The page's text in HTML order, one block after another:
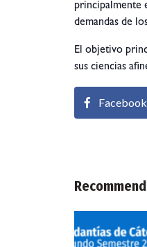
principalmente
demandas de
El objetivo
sus ciencias
Facebook